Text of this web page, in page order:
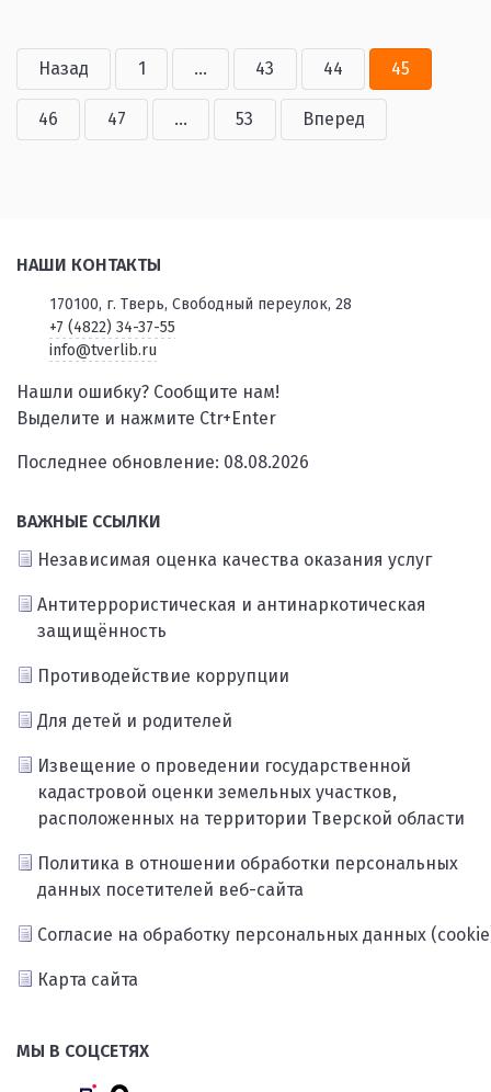
Назад 1 ... 43 44 45
46 47 ... 53 Вперед
НАШИ КОНТАКТЫ
170100, г. Тверь, Свободный переулок, 28
+7 (4822) 34-37-55
info@tverlib.ru
Нашли ошибку? Сообщите нам!
Выделите и нажмите Ctr+Enter
Последнее обновление: 08.08.2026
ВАЖНЫЕ ССЫЛКИ
Независимая оценка качества оказания услуг
Антитеррористическая и антинаркотическая
защищённость
Противодействие коррупции
Для детей и родителей
Извещение о проведении государственной
кадастровой оценки земельных участков,
расположенных на территории Тверской области
Политика в отношении обработки персональных
данных посетителей веб-сайта
Согласие на обработку персональных данных
Карта сайта
МЫ В СОЦСЕТЯХ